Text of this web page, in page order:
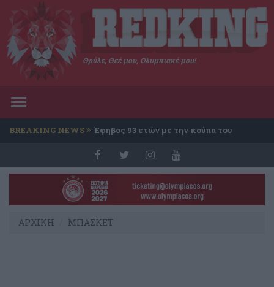
Θρύλε, Θεέ μου, Ολυμπιακέ μου!
Toggle
BREAKING NEWS Έφηβος 93 ετών με την κούπα του
ΑΡΧΙΚΗ ΜΠΑΣΚΕΤ